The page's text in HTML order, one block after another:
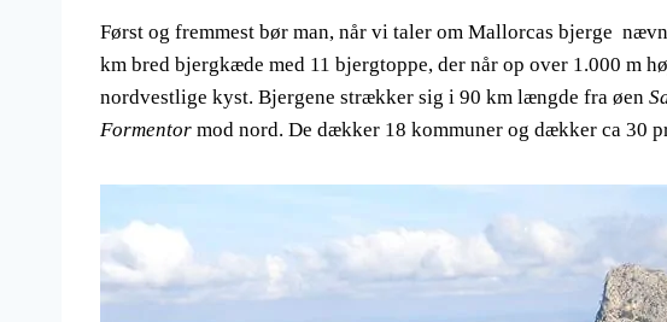
Først og fremmest bør man, når vi taler om Mallorcas bjerge
km bred bjergkæde med 11 bjergtoppe, der når op over 1.000 m
nordvestlige kyst. Bjergene strækker sig i 90 km længde fra øen
Formentor mod nord. De dækker 18 kommuner og dækker ca 30